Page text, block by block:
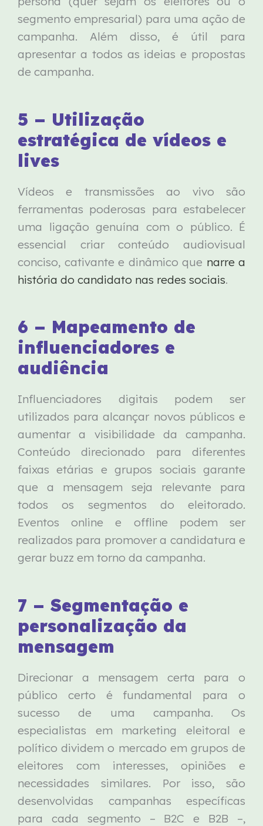
segmento empresarial) para uma ação de
campanha. Além disso, é útil para
apresentar a todos as ideias e propostas
de campanha.
5 – Utilização
estratégica de vídeos e
lives
Vídeos e transmissões ao vivo são
ferramentas poderosas para estabelecer
uma ligação genuína com o público. É
essencial criar conteúdo audiovisual
conciso, cativante e dinâmico que narre a
história do candidato nas redes sociais.
6 – Mapeamento de
influenciadores e
audiência
Influenciadores digitais podem ser
utilizados para alcançar novos públicos e
aumentar a visibilidade da campanha.
Conteúdo direcionado para diferentes
faixas etárias e grupos sociais garante
que a mensagem seja relevante para
todos os segmentos do eleitorado.
Eventos online e offline podem ser
realizados para promover a candidatura e
gerar buzz em torno da campanha.
7 – Segmentação e
personalização da
mensagem
Direcionar a mensagem certa para o
público certo é fundamental para o
sucesso de uma campanha. Os
especialistas em marketing eleitoral e
político dividem o mercado em grupos de
eleitores com interesses, opiniões e
necessidades similares. Por isso, são
desenvolvidas campanhas específicas
para cada segmento – B2C e B2B –,